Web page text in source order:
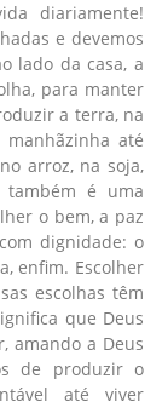
diariamente!
e devemos
lado da casa, a
para manter
a terra, na
até
arroz, na soja,
é uma
o bem, a paz
dignidade: o
enfim. Escolher
escolhas têm
que Deus
amando a Deus
de produzir o
até viver